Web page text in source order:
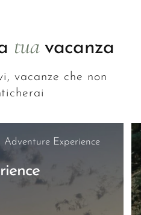
tuavacanza
vacanze che non
Experience